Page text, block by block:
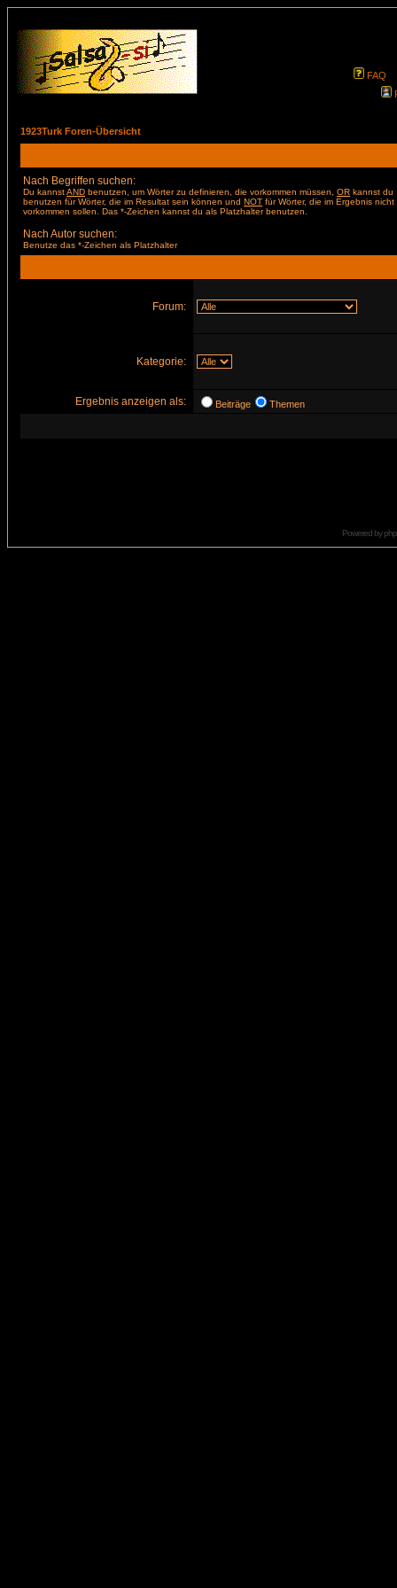
FAQ
1923Turk Foren-Übersicht
Nach Begriffen suchen:
Du kannstAND benutzen, um Wörter zu definieren, die vorkommen müssen, OR kannst du
benutzen für Wörter, die im Resultat sein können und NOT für Wörter, die im Ergebnis nicht
vorkommen sollen. Das *-Zeichen kannst du als Platzhalter benutzen.
Nach Autor suchen:
Benutze das *-Zeichen als Platzhalter
Forum:
Kategorie:
Ergebnis anzeigen als: Beiträge Themen
Powered by